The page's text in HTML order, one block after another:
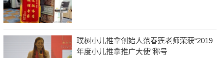
璞树小儿推拿创始人范春莲老师荣获“2019
年度小儿推拿推广大使”称号